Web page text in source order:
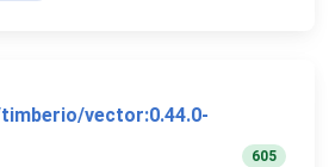
vector:0.44.0-
605